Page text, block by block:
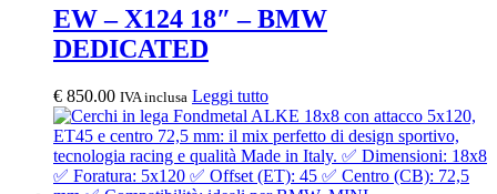
EW – X124 18″ – BMW
DEDICATED
€ 850.00 IVA inclusa Leggi tutto